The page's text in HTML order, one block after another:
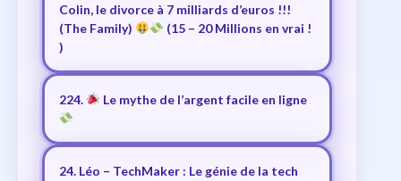
Colin, le divorce à 7 milliards d’euros !!!
(The Family)
(15 – 20 Millions en vrai !
)
224. Le mythe de l’argent facile en ligne
24. Léo – TechMaker : Le génie de la tech